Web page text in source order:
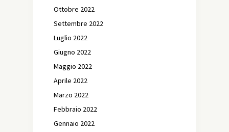
Ottobre 2022
Settembre 2022
Luglio 2022
Giugno 2022
Maggio 2022
Aprile 2022
Marzo 2022
Febbraio 2022
Gennaio 2022